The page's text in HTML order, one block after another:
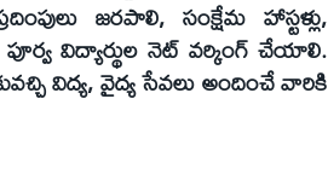
జరపాలి, సంక్షేమ హాస్టళ్లు,
విద్యార్థుల నెట్ వర్కింగ్ చేయాలి.
విద్య, వైద్య సేవలు అందించే వారికి